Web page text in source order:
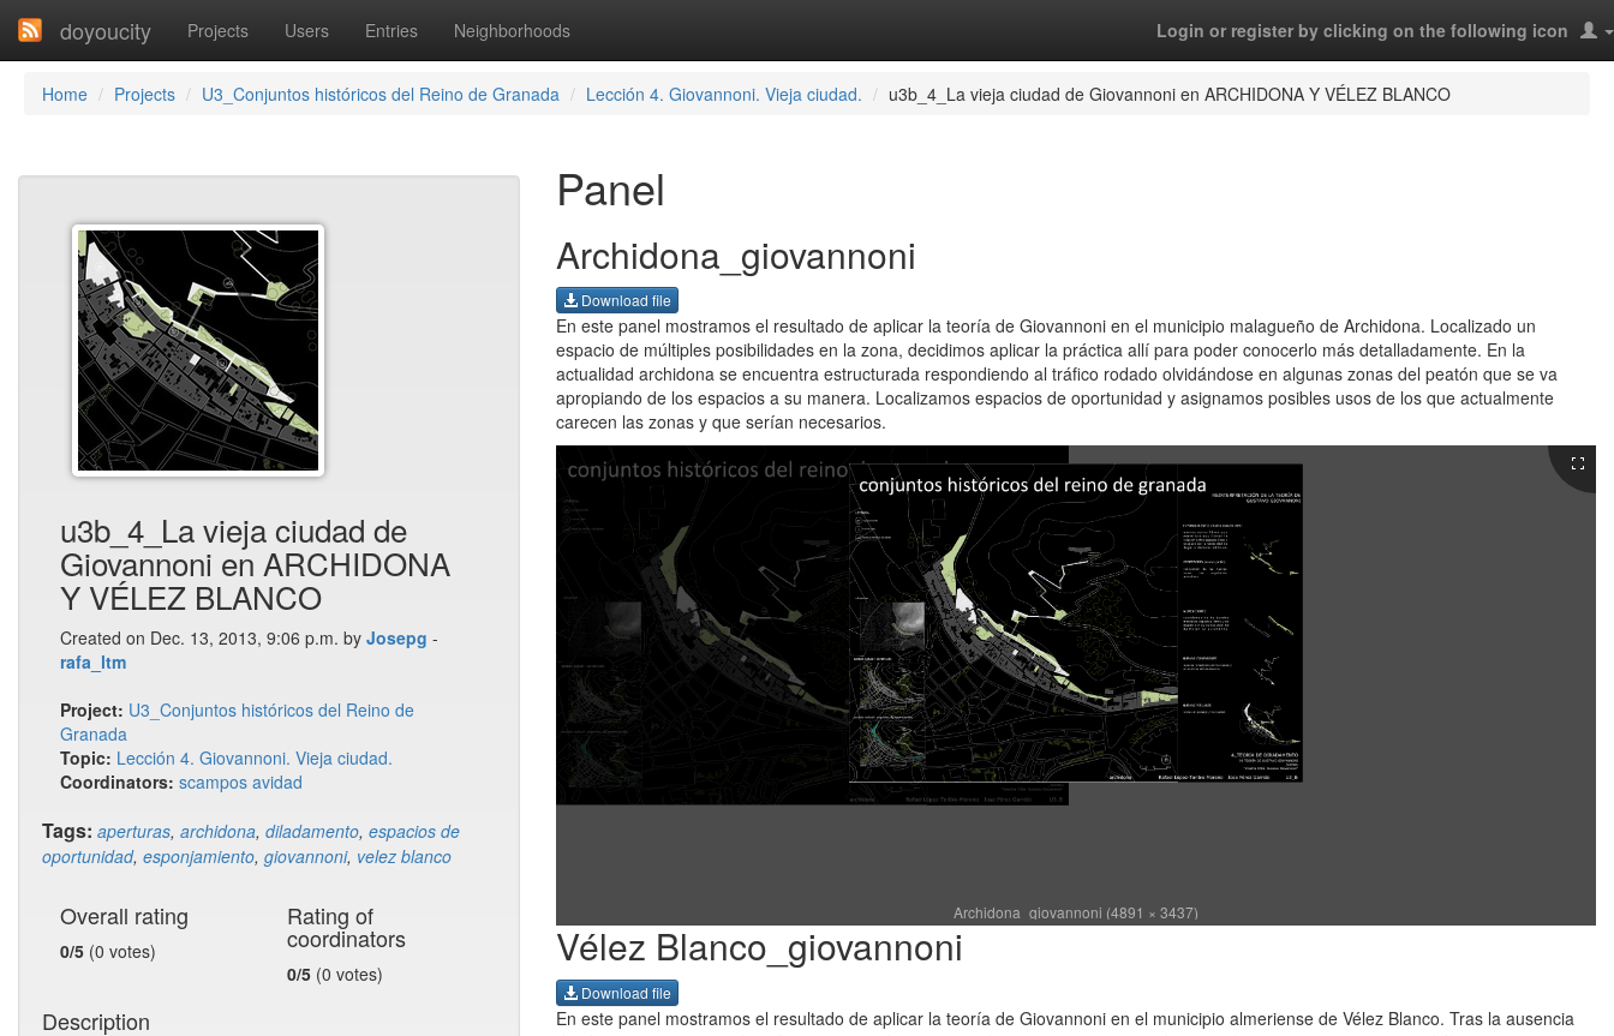
doyoucity Projects Users Entries Neighborhoods Login or register by clicking on the following icon
Home Projects U3_Conjuntos históricos del Reino de Granada Lección 4. Giovannoni. Vieja ciudad. u3b_4_La vieja ciudad de Giovannoni en ARCHIDONA Y VÉLEZ BLANCO
u3b_4_La vieja ciudad de
Giovannoni en ARCHIDONA
Y VÉLEZ BLANCO
Created on Dec. 13, 2013, 9:06 p.m. by Josepg -
rafa_ltm
Project: U3_Conjuntos históricos del Reino de
Granada
Topic: Lección 4. Giovannoni. Vieja ciudad.
Coordinators: scampos avidad
Tags: aperturas, archidona, diladamento, espacios de
oportunidad, esponjamiento, giovannoni, velez blanco
Overall rating
0/5 (0 votes)
Rating of
coordinators
0/5 (0 votes)
Description
Panel
Archidona_giovannoni
Download file
En este panel mostramos el resultado de aplicar la teoría de Giovannoni en el municipio malagueño de Archidona. Localizado un
espacio de múltiples posibilidades en la zona, decidimos aplicar la práctica allí para poder conocerlo más detalladamente. En la
actualidad archidona se encuentra estructurada respondiendo al tráfico rodado olvidándose en algunas zonas del peatón que se va
apropiando de los espacios a su manera. Localizamos espacios de oportunidad y asignamos posibles usos de los que actualmente
carecen las zonas y que serían necesarios.
Archidona_giovannoni (4891 × 3437)
Vélez Blanco_giovannoni
Download file
En este panel mostramos el resultado de aplicar la teoría de Giovannoni en el municipio almeriense de Vélez Blanco. Tras la ausencia